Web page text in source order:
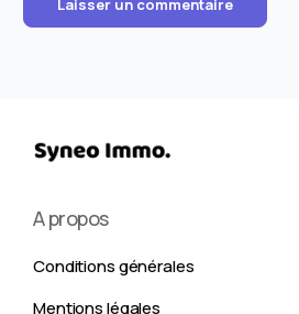
A propos
Conditions générales
Mentions légales